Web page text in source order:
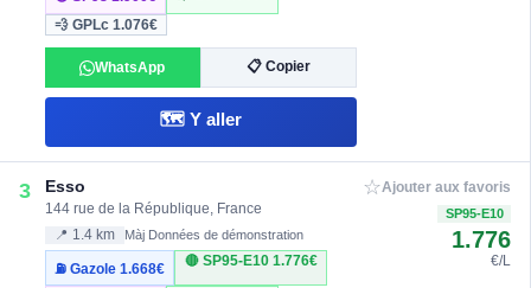
💨 GPLc1.076€
WhatsApp 📋 Copier
🗺️ Y aller
3 Esso
144 rue de la République, France
📍 1.4 km Màj Données de démonstration
⛽ Gazole1.668€
🔴 SP95-E10 1.776€
☆Ajouter aux favoris
SP95-E10
1.776
€/L